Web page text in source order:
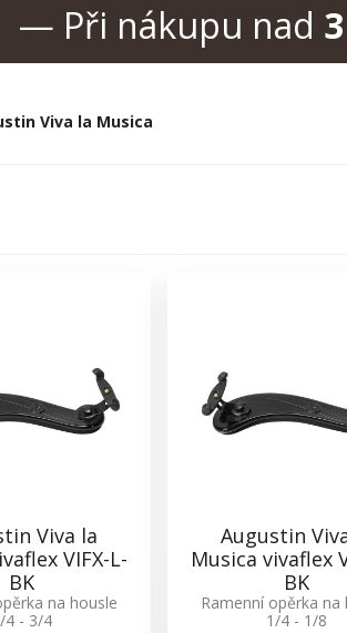
— Při nákupu nad
Viva la Musica
Viva la
VIFX-L-
BK
na housle
4 - 3/4
Augustin
Musica vivaflex
BK
Ramenní opěrka na
1/4 - 1/8